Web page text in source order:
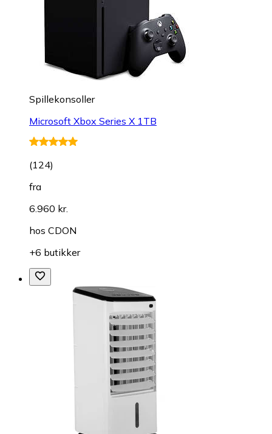
Spillekonsoller
Microsoft Xbox Series X 1TB
(124)
fra
6.960 kr.
hos CDON
+6 butikker